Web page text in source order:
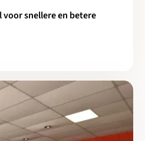
snellere en betere
Utrecht: 25 jaar EVA-